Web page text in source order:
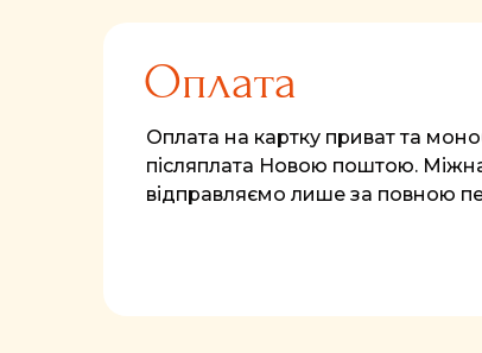
Оплата
Оплата на картку приват та
післяплата Новою поштою.
відправляємо лише за повною